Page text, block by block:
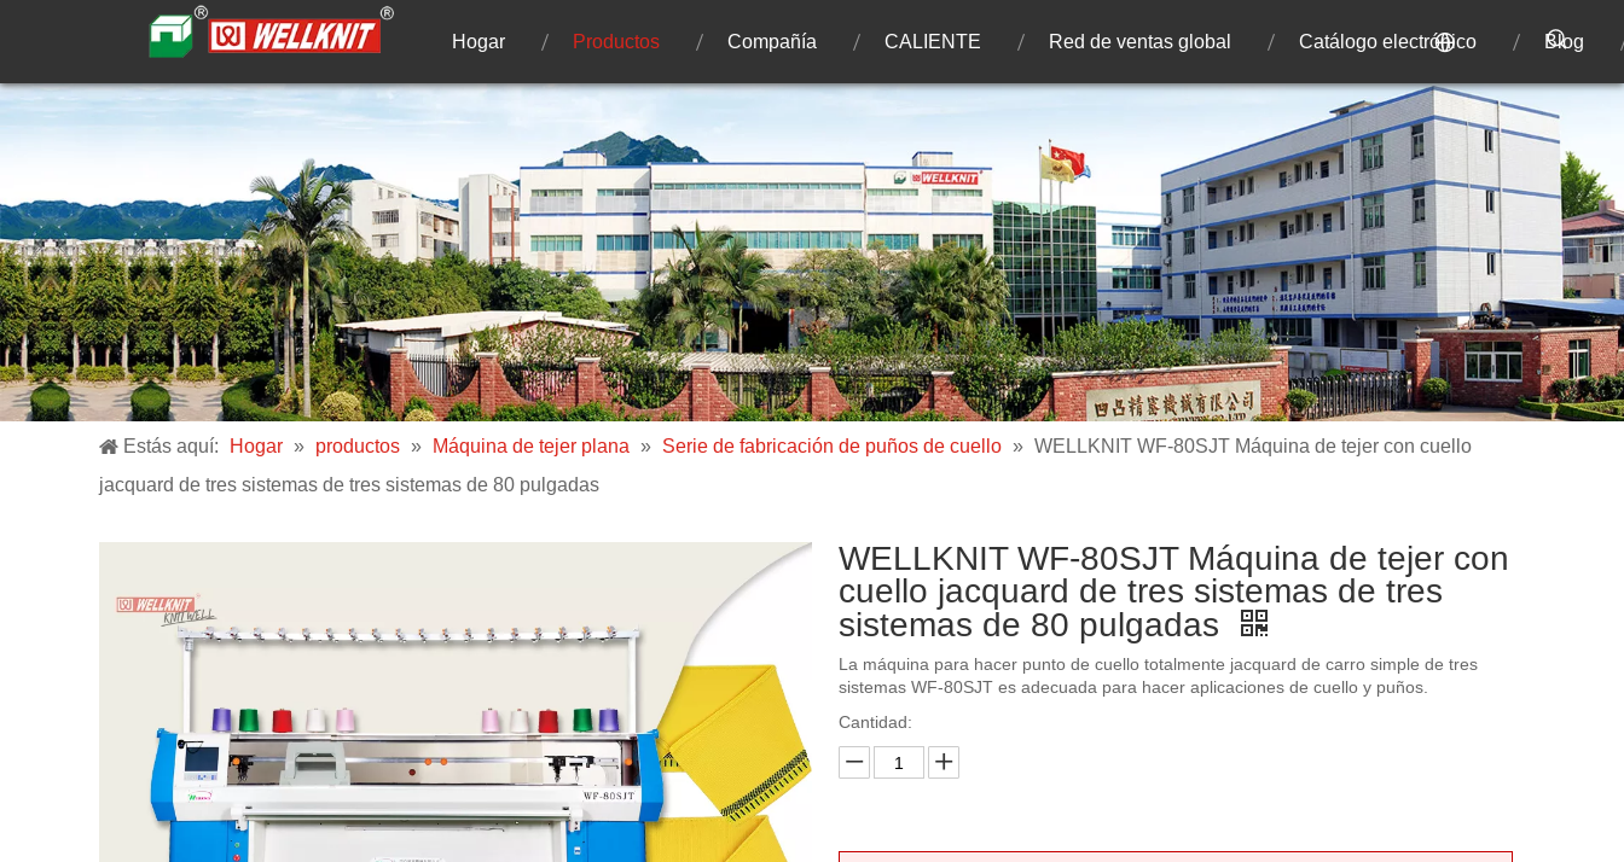
Hogar Productos Compañía CALIENTE Red de ventas global Catálogo electrónico Blog
Estás aquí: Hogar » productos » Máquina de tejer plana » Serie de fabricación de puños de cuello » WELLKNIT WF-80SJT Máquina de tejer con cuello
jacquard de tres sistemas de tres sistemas de 80 pulgadas
WELLKNIT WF-80SJT Máquina de tejer con
cuello jacquard de tres sistemas de tres
sistemas de 80 pulgadas
La máquina para hacer punto de cuello totalmente jacquard de carro simple de tres
sistemas WF-80SJT es adecuada para hacer aplicaciones de cuello y puños.
Cantidad: